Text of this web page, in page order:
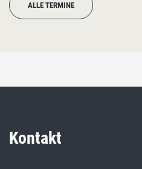
ALLE TERMINE
Kontakt